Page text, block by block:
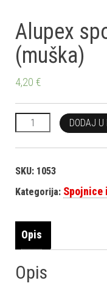
Alupex
(muška)
4,20 €
Alupex spojnica 3/4''
DODAJ U
SKU: 1053
Kategorija: Spojnice
Opis
Opis